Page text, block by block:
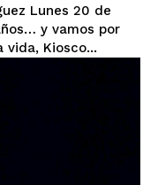
vida, Kiosco...